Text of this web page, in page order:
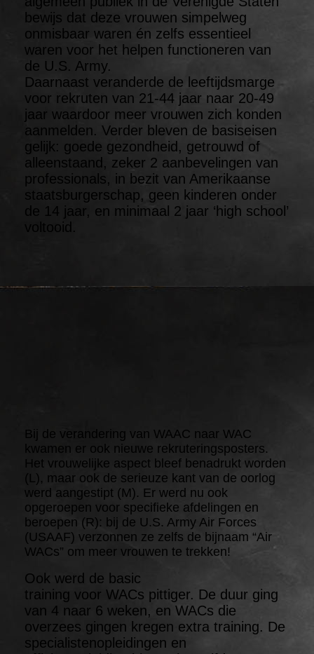
bewijs dat deze vrouwen simpelweg
onmisbaar waren én zelfs essentieel
waren voor het helpen functioneren van
de U.S. Army.
Daarnaast veranderde de leeftijdsmarge
voor rekruten van 21-44 jaar naar 20-49
jaar waardoor meer vrouwen zich konden
aanmelden. Verder bleven de basiseisen
gelijk: goede gezondheid, getrouwd of
alleenstaand, zeker 2 aanbevelingen van
professionals, in bezit van Amerikaanse
staatsburgerschap, geen kinderen onder
de 14 jaar, en minimaal 2 jaar ‘high school’
voltooid.
Bij de verandering van WAAC naar WAC
kwamen er ook nieuwe rekruteringsposters.
Het vrouwelijke aspect bleef benadrukt worden
(L), maar ook de serieuze kant van de oorlog
werd aangestipt (M). Er werd nu ook
opgeroepen voor specifieke afdelingen en
beroepen (R): bij de U.S. Army Air Forces
(USAAF) verzonnen ze zelfs de bijnaam “Air
WACs” om meer vrouwen te trekken!
Ook werd de basic
training voor WACs pittiger. De duur ging
van 4 naar 6 weken, en WACs die
overzees gingen kregen extra training. De
specialistenopleidingen en